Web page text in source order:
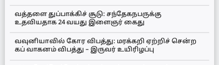
வத்தளை துப்பாக்கிச் சூடு: சந்தேகநபருக்கு
உதவியதாக 24 வயது இளைஞர் கைது
வவுனியாவில் கோர விபத்து: மரக்கறி ஏற்றிச் சென்ற
கப் வாகனம் விபத்து – இருவர் உயிரிழப்பு